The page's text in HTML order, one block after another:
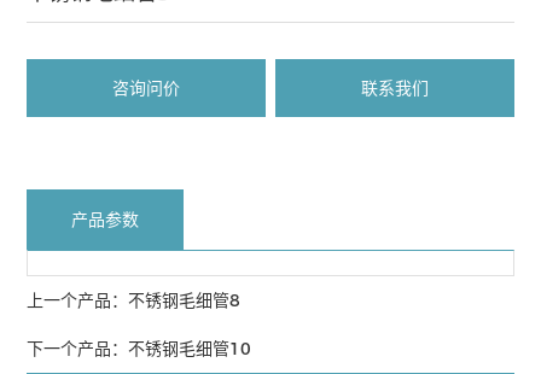
咨询问价 联系我们
产品参数
上一个产品：不锈钢毛细管8
下一个产品：不锈钢毛细管10